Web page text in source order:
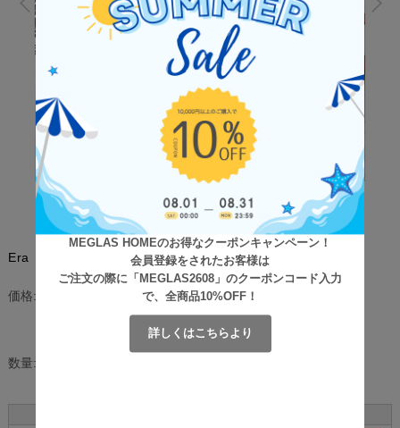
MEGLAS HOMEのお得なクーポンキャンペーン！
会員登録をされたお客様は
ご注文の際に「MEGLAS2608」のクーポンコード入力
で、全商品10%OFF！
詳しくはこちらより
Era（エラ） 北欧風ダイニングテーブル
価格: ¥52,900
[ポイント還元 529ポイント～]
数量: